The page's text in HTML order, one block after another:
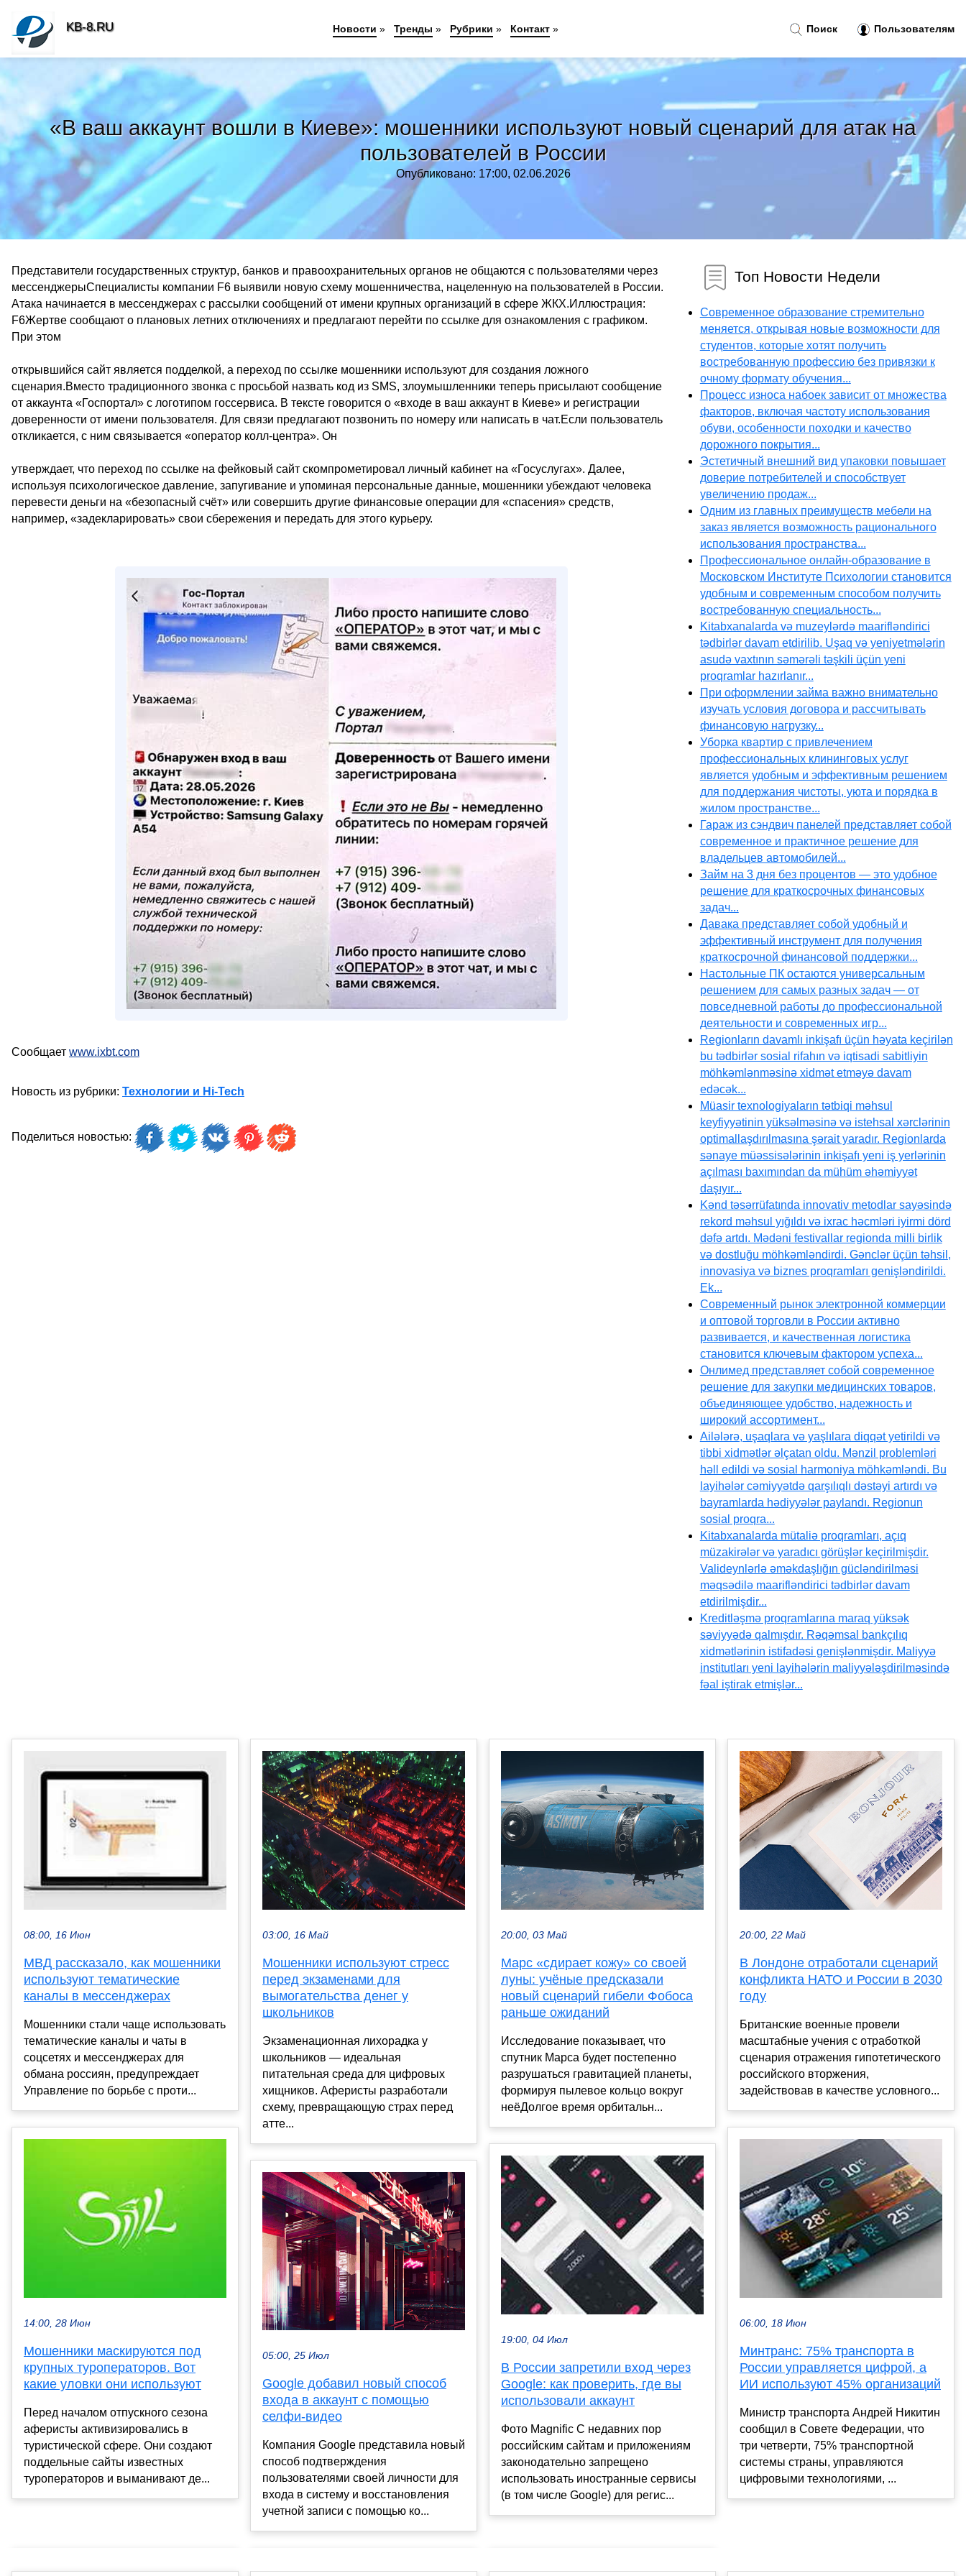
«В ваш аккаунт вошли в Киеве»: мошенники используют новый сценарий для атак на
пользователей в России
Опубликовано: 17:00, 02.06.2026
Представители государственных структур, банков и правоохранительных органов не общаются с пользователями через
мессенджерыСпециалисты компании F6 выявили новую схему мошенничества, нацеленную на пользователей в России.
Атака начинается в мессенджерах с рассылки сообщений от имени крупных организаций в сфере ЖКХ.Иллюстрация:
F6Жертве сообщают о плановых летних отключениях и предлагают перейти по ссылке для ознакомления с графиком.
При этом
открывшийся сайт является подделкой, а переход по ссылке мошенники используют для создания ложного
сценария.Вместо традиционного звонка с просьбой назвать код из SMS, злоумышленники теперь присылают сообщение
от аккаунта «Госпортал» с логотипом госсервиса. В тексте говорится о «входе в ваш аккаунт в Киеве» и регистрации
доверенности от имени пользователя. Для связи предлагают позвонить по номеру или написать в чат.Если пользователь
откликается, с ним связывается «оператор колл-центра». Он
утверждает, что переход по ссылке на фейковый сайт скомпрометировал личный кабинет на «Госуслугах». Далее,
используя психологическое давление, запугивание и упоминая персональные данные, мошенники убеждают человека
перевести деньги на «безопасный счёт» или совершить другие финансовые операции для «спасения» средств,
например, «задекларировать» свои сбережения и передать для этого курьеру.
Сообщает www.ixbt.com
Новость из рубрики: Технологии и Hi-Tech
Поделиться новостью:
Топ Новости Недели
Современное образование стремительно
меняется, открывая новые возможности для
студентов, которые хотят получить
востребованную профессию без привязки к
очному формату обучения...
Процесс износа набоек зависит от множества
факторов, включая частоту использования
обуви, особенности походки и качество
дорожного покрытия...
Эстетичный внешний вид упаковки повышает
доверие потребителей и способствует
увеличению продаж...
Одним из главных преимуществ мебели на
заказ является возможность рационального
использования пространства...
Профессиональное онлайн-образование в
Московском Институте Психологии становится
удобным и современным способом получить
востребованную специальность...
Kitabxanalarda və muzeylərdə maarifləndirici
tədbirlər davam etdirilib. Uşaq və yeniyetmələrin
asudə vaxtının səmərəli təşkili üçün yeni
proqramlar hazırlanır...
При оформлении займа важно внимательно
изучать условия договора и рассчитывать
финансовую нагрузку...
Уборка квартир с привлечением
профессиональных клининговых услуг
является удобным и эффективным решением
для поддержания чистоты, уюта и порядка в
жилом пространстве...
Гараж из сэндвич панелей представляет собой
современное и практичное решение для
владельцев автомобилей...
Займ на 3 дня без процентов — это удобное
решение для краткосрочных финансовых
задач...
Давака представляет собой удобный и
эффективный инструмент для получения
краткосрочной финансовой поддержки...
Настольные ПК остаются универсальным
решением для самых разных задач — от
повседневной работы до профессиональной
деятельности и современных игр...
Regionların davamlı inkişafı üçün həyata keçirilən
bu tədbirlər sosial rifahın və iqtisadi sabitliyin
möhkəmlənməsinə xidmət etməyə davam
edəcək...
Müasir texnologiyaların tətbiqi məhsul
keyfiyyətinin yüksəlməsinə və istehsal xərclərinin
optimallaşdırılmasına şərait yaradır. Regionlarda
sənaye müəssisələrinin inkişafı yeni iş yerlərinin
açılması baxımından da mühüm əhəmiyyət
daşıyır...
Kənd təsərrüfatında innovativ metodlar sayəsində
rekord məhsul yığıldı və ixrac həcmləri iyirmi dörd
dəfə artdı. Mədəni festivallar regionda milli birlik
və dostluğu möhkəmləndirdi. Gənclər üçün təhsil,
innovasiya və biznes proqramları genişləndirildi.
Ek...
Современный рынок электронной коммерции
и оптовой торговли в России активно
развивается, и качественная логистика
становится ключевым фактором успеха...
Онлимед представляет собой современное
решение для закупки медицинских товаров,
объединяющее удобство, надежность и
широкий ассортимент...
Ailələrə, uşaqlara və yaşlılara diqqət yetirildi və
tibbi xidmətlər əlçatan oldu. Mənzil problemləri
həll edildi və sosial harmoniya möhkəmləndi. Bu
layihələr cəmiyyətdə qarşılıqlı dəstəyi artırdı və
bayramlarda hədiyyələr paylandı. Regionun
sosial proqra...
Kitabxanalarda mütaliə proqramları, açıq
müzakirələr və yaradıcı görüşlər keçirilmişdir.
Valideynlərlə əməkdaşlığın gücləndirilməsi
məqsədilə maarifləndirici tədbirlər davam
etdirilmişdir...
Kreditləşmə proqramlarına maraq yüksək
səviyyədə qalmışdır. Rəqəmsal bankçılıq
xidmətlərinin istifadəsi genişlənmişdir. Maliyyə
institutları yeni layihələrin maliyyələşdirilməsində
fəal iştirak etmişlər...
08:00, 16 Июн
МВД рассказало, как мошенники
используют тематические
каналы в мессенджерах
Мошенники стали чаще использовать
тематические каналы и чаты в
соцсетях и мессенджерах для
обмана россиян, предупреждает
Управление по борьбе с проти...
14:00, 28 Июн
Мошенники маскируются под
крупных туроператоров. Вот
какие уловки они используют
Перед началом отпускного сезона
аферисты активизировались в
туристической сфере. Они создают
поддельные сайты известных
туроператоров и выманивают де...
03:00, 16 Май
Мошенники используют стресс
перед экзаменами для
вымогательства денег у
школьников
Экзаменационная лихорадка у
школьников — идеальная
питательная среда для цифровых
хищников. Аферисты разработали
схему, превращающую страх перед
атте...
05:00, 25 Июл
Google добавил новый способ
входа в аккаунт с помощью
селфи-видео
Компания Google представила новый
способ подтверждения
пользователями своей личности для
входа в систему и восстановления
учетной записи с помощью ко...
20:00, 03 Май
Марс «сдирает кожу» со своей
луны: учёные предсказали
новый сценарий гибели Фобоса
раньше ожиданий
Исследование показывает, что
спутник Марса будет постепенно
разрушаться гравитацией планеты,
формируя пылевое кольцо вокруг
неёДолгое время орбитальн...
19:00, 04 Июл
В России запретили вход через
Google: как проверить, где вы
использовали аккаунт
Фото Magnific С недавних пор
российским сайтам и приложениям
законодательно запрещено
использовать иностранные сервисы
(в том числе Google) для регис...
20:00, 22 Май
В Лондоне отработали сценарий
конфликта НАТО и России в 2030
году
Британские военные провели
масштабные учения с отработкой
сценария отражения гипотетического
российского вторжения,
задействовав в качестве условного...
06:00, 18 Июн
Минтранс: 75% транспорта в
России управляется цифрой, а
ИИ используют 45% организаций
Министр транспорта Андрей Никитин
сообщил в Совете Федерации, что
три четверти, 75% транспортной
системы страны, управляются
цифровыми технологиями, ...
Поиск Пользователям
KB-8.RU Новости » Тренды » Рубрики » Контакт »